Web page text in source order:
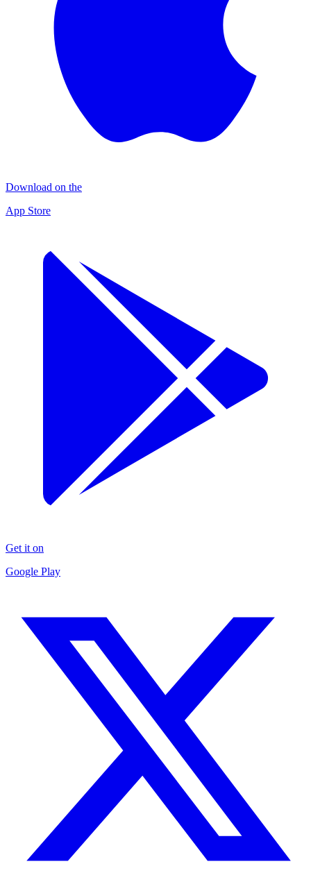
Download on the
App Store
Get it on
Google Play